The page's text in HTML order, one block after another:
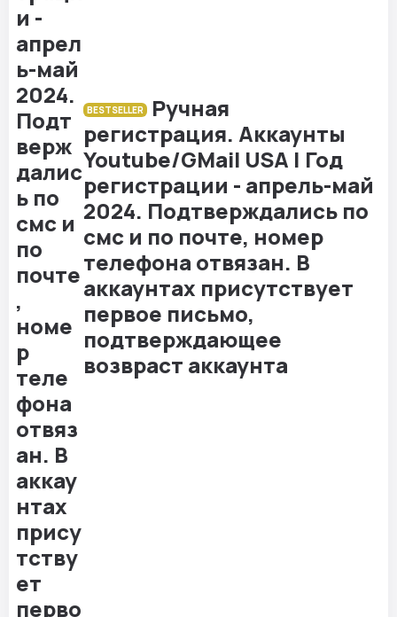
BESTSELLER
Ручная
регистрация. Аккаунты
Youtube/GMail USA | Год
регистрации - апрель-май
2024. Подтверждались по
смс и по почте, номер
телефона отвязан. В
аккаунтах присутствует
первое письмо,
подтверждающее
возвраст аккаунта